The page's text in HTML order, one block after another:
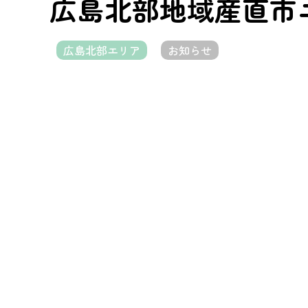
広島北部地域産直市
広島北部エリア お知らせ